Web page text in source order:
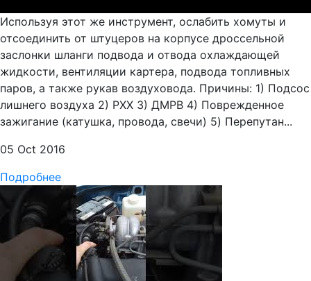
Используя этот же инструмент, ослабить хомуты и
отсоединить от штуцеров на корпусе дроссельной
заслонки шланги подвода и отвода охлаждающей
жидкости, вентиляции картера, подвода топливных
паров, а также рукав воздуховода. Причины: 1) Подсос
лишнего воздуха 2) РХХ 3) ДМРВ 4) Поврежденное
зажигание (катушка, провода, свечи) 5) Перепутан...
05 Oct 2016
Подробнее